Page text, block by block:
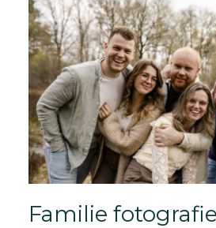
fotoshoot
|
Familiefotograaf
Familie